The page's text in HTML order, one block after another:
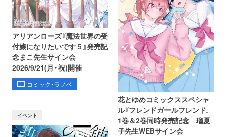
アリアンローズ『魔法世界の受
付嬢になりたいです５』発売記
念まこ先生サイン会
2026/9/21(月・祝)開催
コミック・ラノベ
花とゆめコミックススペシャ
ル『フレンドガールフレンド』
1巻＆2巻同時発売記念 瑠夏
子先生WEBサイン会
イベント